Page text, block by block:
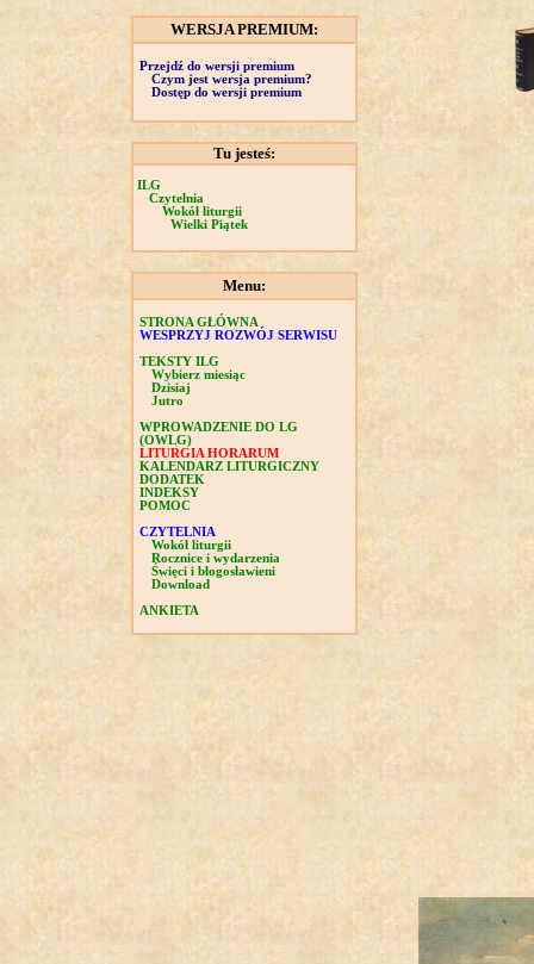
WERSJA PREMIUM:
Przejdź do wersji premium
Czym jest wersja premium?
Dostęp do wersji premium
Tu jesteś:
ILG
Czytelnia
Wokół liturgii
Wielki Piątek
Menu:
STRONA GŁÓWNA
WESPRZYJ ROZWÓJ SERWISU
TEKSTY ILG
Wybierz miesiąc
Dzisiaj
Jutro
WPROWADZENIE DO LG
(OWLG)
LITURGIA HORARUM
KALENDARZ LITURGICZNY
DODATEK
INDEKSY
POMOC
CZYTELNIA
Wokół liturgii
Rocznice i wydarzenia
Święci i błogosławieni
Download
ANKIETA